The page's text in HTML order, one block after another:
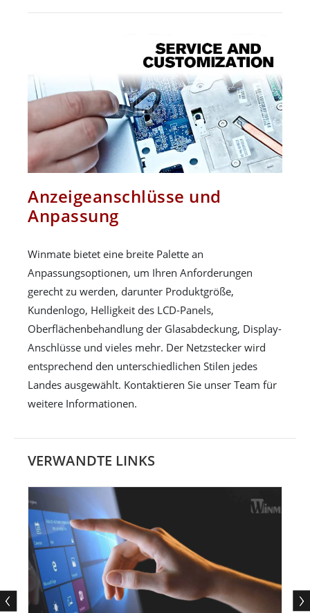
Anzeigeanschlüsse und
Anpassung
Winmate bietet eine breite Palette an
Anpassungsoptionen, um Ihren Anforderungen
gerecht zu werden, darunter Produktgröße,
Kundenlogo, Helligkeit des LCD-Panels,
Oberflächenbehandlung der Glasabdeckung, Display-
Anschlüsse und vieles mehr. Der Netzstecker wird
entsprechend den unterschiedlichen Stilen jedes
Landes ausgewählt. Kontaktieren Sie unser Team für
weitere Informationen.
VERWANDTE LINKS